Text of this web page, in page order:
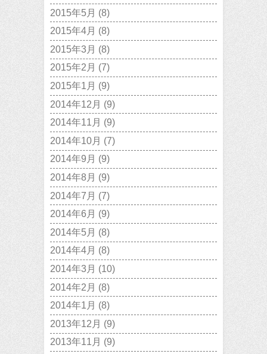
2015年5月 (8)
2015年4月 (8)
2015年3月 (8)
2015年2月 (7)
2015年1月 (9)
2014年12月 (9)
2014年11月 (9)
2014年10月 (7)
2014年9月 (9)
2014年8月 (9)
2014年7月 (7)
2014年6月 (9)
2014年5月 (8)
2014年4月 (8)
2014年3月 (10)
2014年2月 (8)
2014年1月 (8)
2013年12月 (9)
2013年11月 (9)